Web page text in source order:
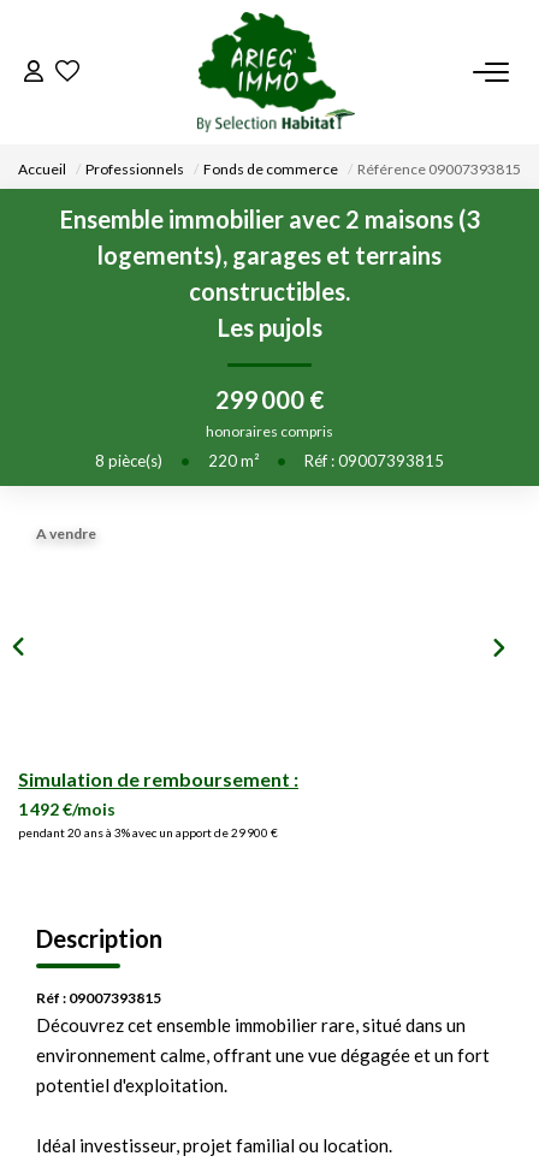
ACCUEIL
NOS BIENS
VENDRE UN BIEN
DÉPOSEZ VOTRE RECHERCHE
NOUS REJOINDRE
CONTACT
Accueil Professionnels Fonds de commerce Référence 09007393815
Ensemble immobilier avec 2 maisons (3
logements), garages et terrains
constructibles.
Les pujols
299 000 €
honoraires compris
8 pièce(s) • 220m² • Réf : 09007393815
A vendre
Simulation de remboursement :
1 492 €/mois
pendant 20 ans à 3% avec un apport de 29 900 €
Description
Réf : 09007393815
Découvrez cet ensemble immobilier rare, situé dans un
environnement calme, offrant une vue dégagée et un fort
potentiel d'exploitation.
Idéal investisseur, projet familial ou location.